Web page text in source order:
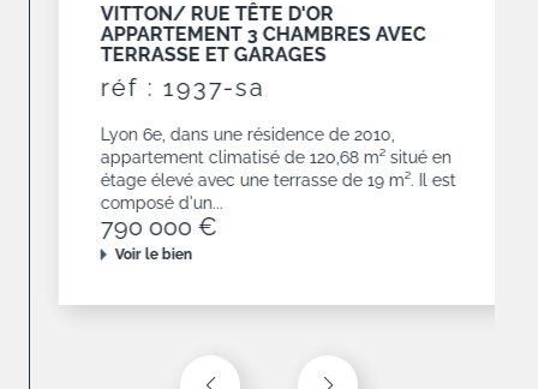
VITTON/ RUE TÊTE D'OR
APPARTEMENT 3 CHAMBRES AVEC
TERRASSE ET GARAGES
réf : 1937-sa
Lyon 6e, dans une résidence de 2010,
appartement climatisé de 120,68 m² situé en
étage élevé avec une terrasse de 19 m². Il est
composé d'un...
790 000 €
Voir le bien